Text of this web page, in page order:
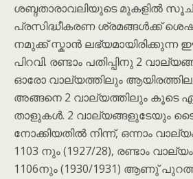
ശബ്ദതാരാവലിയുടെ മുകളിൽ
പ്രസിദ്ധീകരണ ശ്രമങ്ങൾക്ക്
നമുക്ക് സ്കാൻ ലഭ്യമായിരിക്കുന്ന ഈ
പിറവി. രണ്ടാം പതിപ്പിനു 2
ഓരോ വാല്യത്തിലും
അങ്ങനെ 2 വാല്യത്തിലും കൂടെ
താളുകൾ. 2 വാല്യങ്ങളുടേയും
നോക്കിയതിൽ നിന്ന്, ഒന്നാം
1103 നും (1927/28), രണ്ടാം
1106നും (1930/1931) ആണു്